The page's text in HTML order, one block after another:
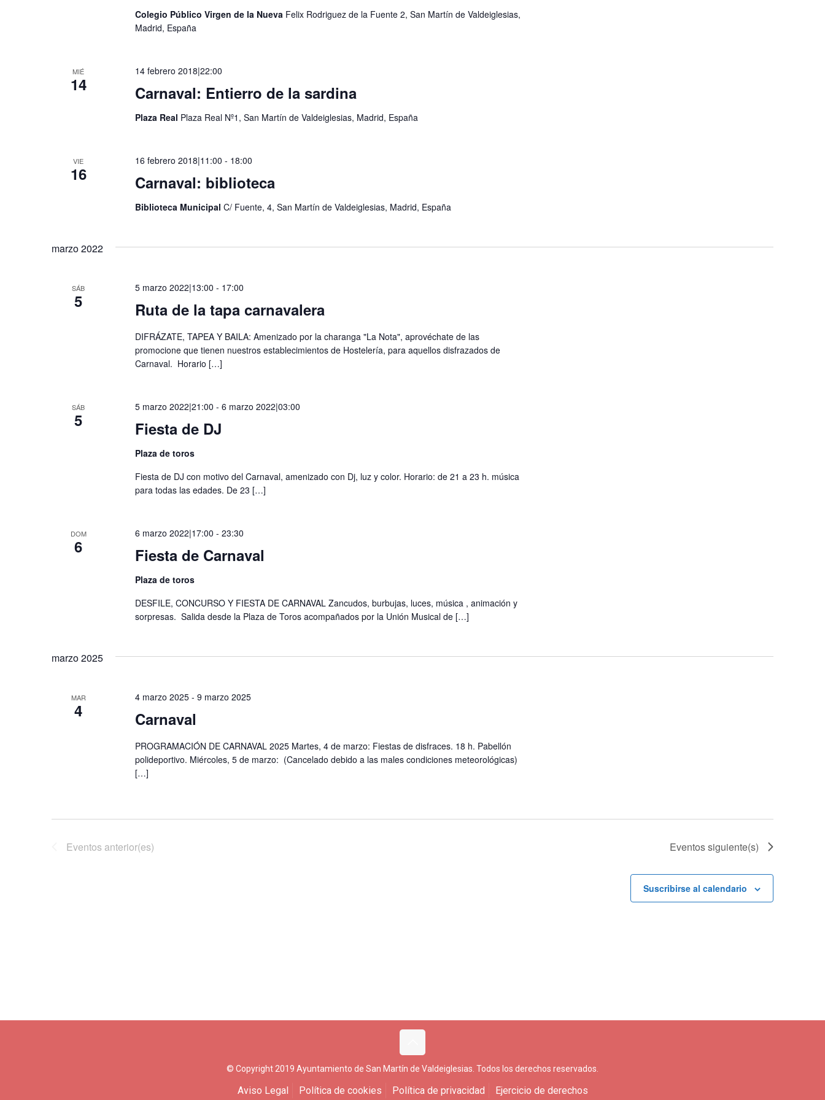
Colegio Público Virgen de la Nueva Felix Rodriguez de la Fuente 2, San Martín de Valdeiglesias,
Madrid, España
MIÉ
14 Carnaval: Entierro de la sardina
14 febrero 2018|22:00
Plaza Real Plaza Real Nº1, San Martín de Valdeiglesias, Madrid, España
VIE
16 Carnaval: biblioteca
16 febrero 2018|11:00 - 18:00
Biblioteca Municipal C/ Fuente, 4, San Martín de Valdeiglesias, Madrid, España
marzo 2022
SÁB
5 Ruta de la tapa carnavalera
5 marzo 2022|13:00 - 17:00
DIFRÁZATE, TAPEA Y BAILA: Amenizado por la charanga "La Nota", aprovéchate de las
promocione que tienen nuestros establecimientos de Hostelería, para aquellos disfrazados de
Carnaval. Horario […]
SÁB
5 Fiesta de DJ
5 marzo 2022|21:00 - 6 marzo 2022|03:00
Plaza de toros
Fiesta de DJ con motivo del Carnaval, amenizado con Dj, luz y color. Horario: de 21 a 23 h. música
para todas las edades. De 23 […]
DOM
6 Fiesta de Carnaval
6 marzo 2022|17:00 - 23:30
Plaza de toros
DESFILE, CONCURSO Y FIESTA DE CARNAVAL Zancudos, burbujas, luces, música , animación y
sorpresas. Salida desde la Plaza de Toros acompañados por la Unión Musical de[…]
marzo 2025
MAR
4 Carnaval
4 marzo 2025- 9 marzo 2025
PROGRAMACIÓN DE CARNAVAL 2025 Martes, 4 de marzo: Fiestas de disfraces. 18 h. Pabellón
polideportivo. Miércoles, 5 de marzo: (Cancelado debido a las males condiciones meteorológicas)
[…]
Eventos anterior(es) Eventossiguiente(s)
Suscribirse al calendario
© Copyright 2019 Ayuntamiento de San Martín de Valdeiglesias. Todos los derechos reservados.
Aviso Legal Política de cookies Política de privacidad Ejercicio de derechos